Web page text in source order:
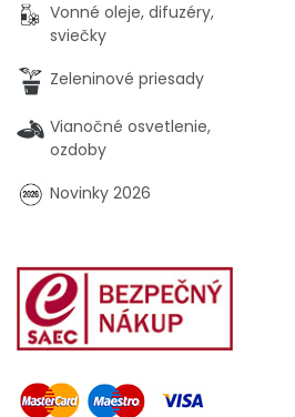
Vonné oleje, difuzéry,
sviečky
Zeleninové priesady
Vianočné osvetlenie,
ozdoby
Novinky 2026